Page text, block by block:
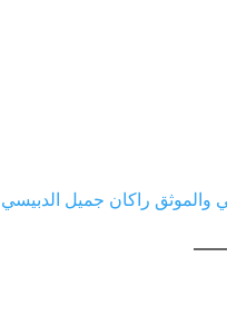
والموثق راكان جميل الدبيسي